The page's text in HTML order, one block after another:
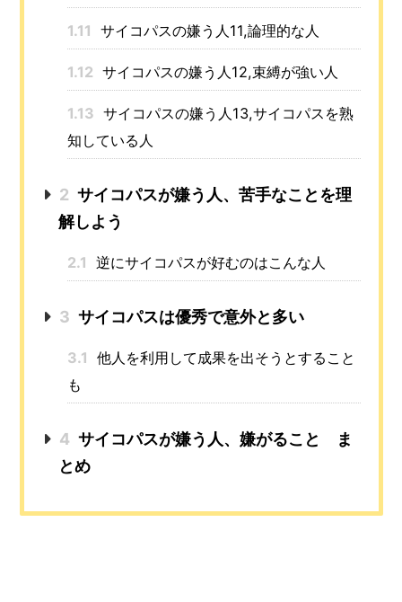
1.11 サイコパスの嫌う人11,論理的な人
1.12 サイコパスの嫌う人12,束縛が強い人
1.13 サイコパスの嫌う人13,サイコパスを熟
知している人
2 サイコパスが嫌う人、苦手なことを理
解しよう
2.1 逆にサイコパスが好むのはこんな人
3 サイコパスは優秀で意外と多い
3.1 他人を利用して成果を出そうとすること
も
4 サイコパスが嫌う人、嫌がること ま
とめ